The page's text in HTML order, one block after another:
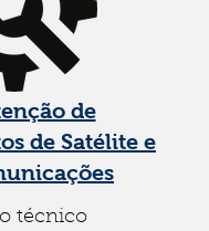
de
de Satélite e
técnico